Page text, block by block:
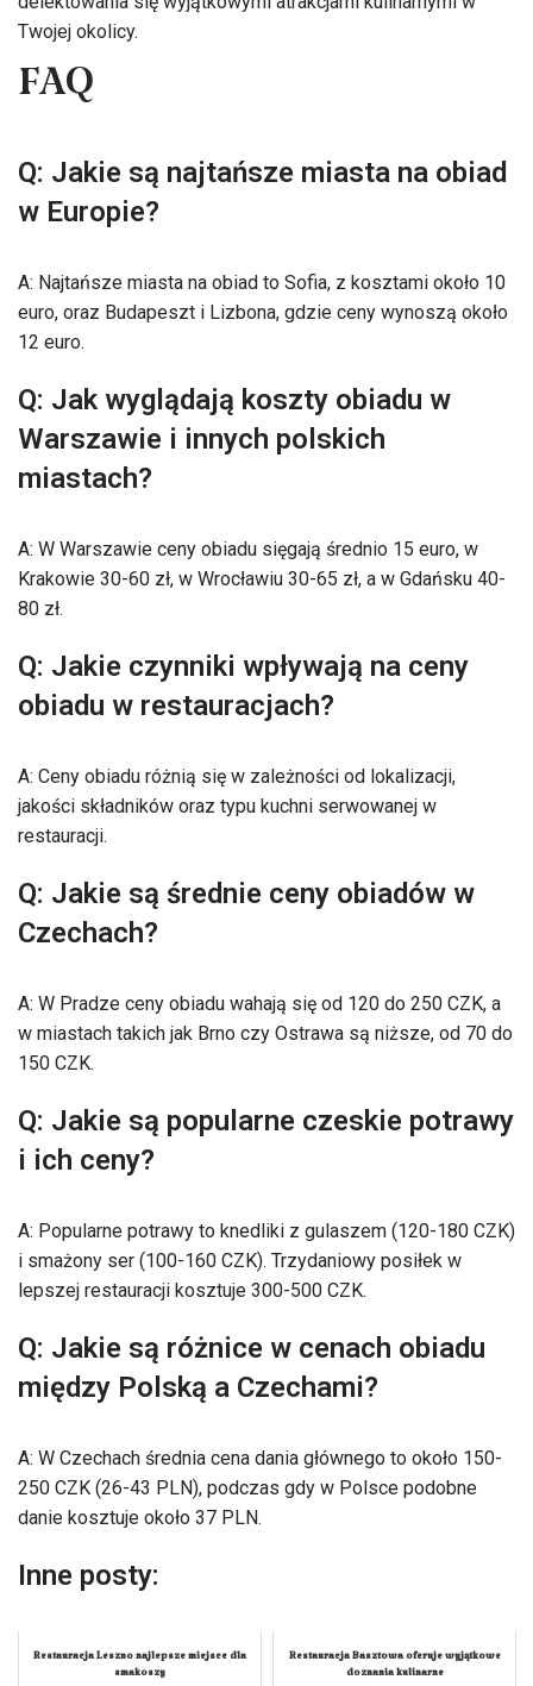
Twojej okolicy.
FAQ
Q: Jakie są najtańsze miasta na obiad
w Europie?
A: Najtańsze miasta na obiad to Sofia, z kosztami około 10
euro, oraz Budapeszt i Lizbona, gdzie ceny wynoszą około
12 euro.
Q: Jak wyglądają koszty obiadu w
Warszawie i innych polskich
miastach?
A: W Warszawie ceny obiadu sięgają średnio 15 euro, w
Krakowie 30-60 zł, w Wrocławiu 30-65 zł, a w Gdańsku 40-
80 zł.
Q: Jakie czynniki wpływają na ceny
obiadu w restauracjach?
A: Ceny obiadu różnią się w zależności od lokalizacji,
jakości składników oraz typu kuchni serwowanej w
restauracji.
Q: Jakie są średnie ceny obiadów w
Czechach?
A: W Pradze ceny obiadu wahają się od 120 do 250 CZK, a
w miastach takich jak Brno czy Ostrawa są niższe, od 70 do
150 CZK.
Q: Jakie są popularne czeskie potrawy
i ich ceny?
A: Popularne potrawy to knedliki z gulaszem (120-180 CZK)
i smażony ser (100-160 CZK). Trzydaniowy posiłek w
lepszej restauracji kosztuje 300-500 CZK.
Q: Jakie są różnice w cenach obiadu
między Polską a Czechami?
A: W Czechach średnia cena dania głównego to około 150-
250 CZK (26-43 PLN), podczas gdy w Polsce podobne
danie kosztuje około 37 PLN.
Inne posty:
Restauracja Leszno najlepsze miejsce dla
smakoszy
Restauracja Basztowa oferuje wyjątkowe
doznania kulinarne